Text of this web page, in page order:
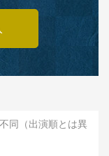
同（出演順とは異